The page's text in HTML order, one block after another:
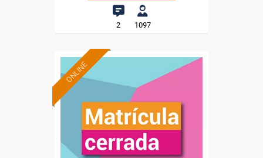
2 1097
ONLINE